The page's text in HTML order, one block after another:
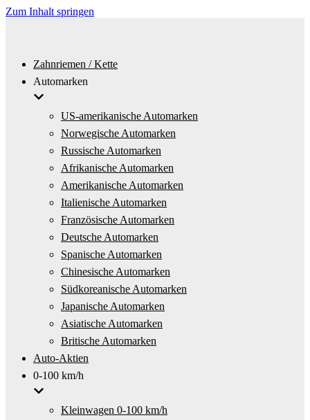
Zum Inhalt springen
Zahnriemen / Kette
Automarken
US-amerikanische Automarken
Norwegische Automarken
Russische Automarken
Afrikanische Automarken
Amerikanische Automarken
Italienische Automarken
Französische Automarken
Deutsche Automarken
Spanische Automarken
Chinesische Automarken
Südkoreanische Automarken
Japanische Automarken
Asiatische Automarken
Britische Automarken
Auto-Aktien
0-100 km/h
Kleinwagen 0-100 km/h